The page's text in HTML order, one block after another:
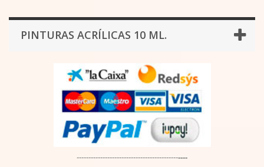
PINTURAS ACRÍLICAS 10 ML.
-----------------------------------------------